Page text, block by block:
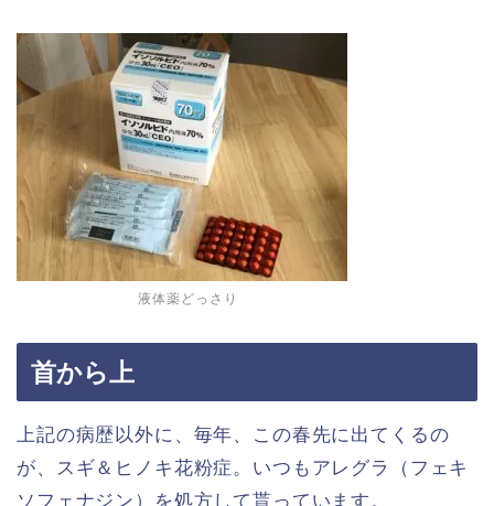
液体薬どっさり
首から上
上記の病歴以外に、毎年、この春先に出てくるの
が、スギ＆ヒノキ花粉症。いつもアレグラ（フェキ
ソフェナジン）を処方して貰っています。